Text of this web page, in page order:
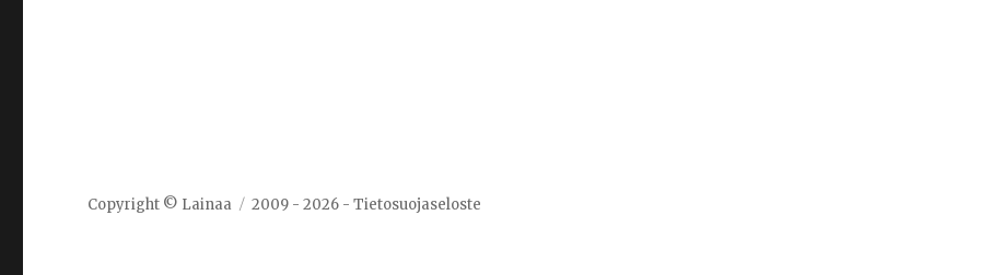
Copyright © Lainaa 2009 - 2026 -Tietosuojaseloste